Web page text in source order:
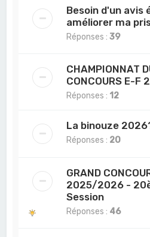
Besoin d'un avis
améliorer ma
Réponses :39
CHAMPIONNAT
CONCOURS E-
Réponses : 12
La binouze
Réponses : 20
GRAND
2025/2026 -
Session
Réponses : 46